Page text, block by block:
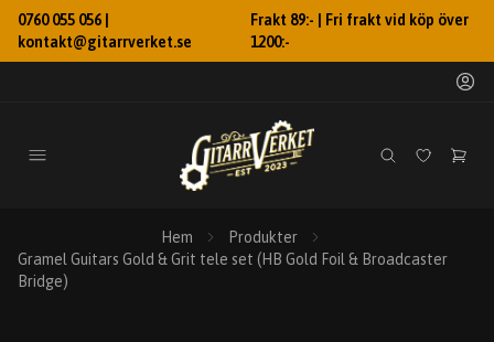
0760 055 056 |
kontakt@gitarrverket.se
Frakt 89:- | Fri frakt vid köp över
1200:-
Hem
Produkter
Gramel Guitars Gold & Grit tele set (HB Gold Foil & Broadcaster
Bridge)